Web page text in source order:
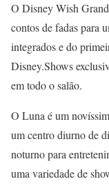
O Disney Wish
contos de fadas para
integrados e do
Disney.Shows
em todo o salão.
O Luna é um
um centro diurno de
noturno para
uma variedade de